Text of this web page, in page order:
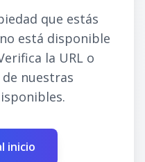
que estás
está disponible
la URL o
nuestras
inicio